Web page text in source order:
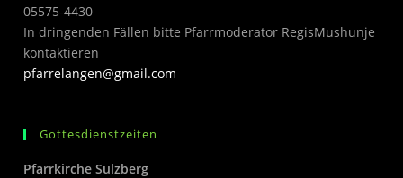
05575-4430
In dringenden Fällen bitte Pfarrmoderator RegisMushunje
kontaktieren
pfarrelangen@gmail.com
Gottesdienstzeiten
Pfarrkirche Sulzberg